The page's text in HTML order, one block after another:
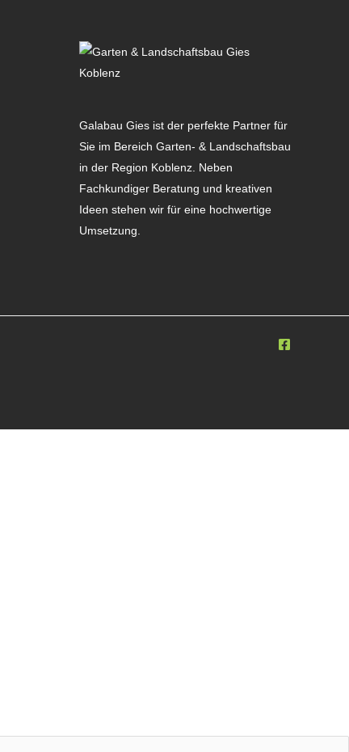
Galabau Gies ist der perfekte Partner für
Sie im Bereich Garten- & Landschaftsbau
in der Region Koblenz. Neben
Fachkundiger Beratung und kreativen
Ideen stehen wir für eine hochwertige
Umsetzung.